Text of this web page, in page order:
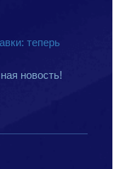
теперь
новость!